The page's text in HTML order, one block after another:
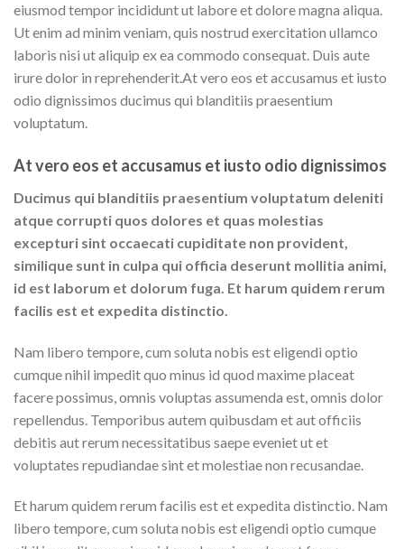
eiusmod tempor incididunt ut labore et dolore magna aliqua.
Ut enim ad minim veniam, quis nostrud exercitation ullamco
laboris nisi ut aliquip ex ea commodo consequat. Duis aute
irure dolor in reprehenderit.At vero eos et accusamus et iusto
odio dignissimos ducimus qui blanditiis praesentium
voluptatum.
At vero eos et accusamus et iusto odio dignissimos
Ducimus qui blanditiis praesentium voluptatum deleniti
atque corrupti quos dolores et quas molestias
excepturi sint occaecati cupiditate non provident,
similique sunt in culpa qui officia deserunt mollitia animi,
id est laborum et dolorum fuga. Et harum quidem rerum
facilis est et expedita distinctio.
Nam libero tempore, cum soluta nobis est eligendi optio
cumque nihil impedit quo minus id quod maxime placeat
facere possimus, omnis voluptas assumenda est, omnis dolor
repellendus. Temporibus autem quibusdam et aut officiis
debitis aut rerum necessitatibus saepe eveniet ut et
voluptates repudiandae sint et molestiae non recusandae.
Et harum quidem rerum facilis est et expedita distinctio. Nam
libero tempore, cum soluta nobis est eligendi optio cumque